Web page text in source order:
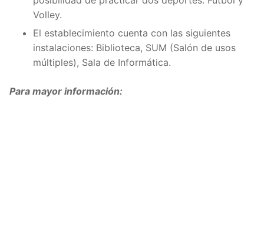
Volley.
El establecimiento cuenta con las siguientes
instalaciones: Biblioteca, SUM (Salón de usos
múltiples), Sala de Informática.
Para mayor información: